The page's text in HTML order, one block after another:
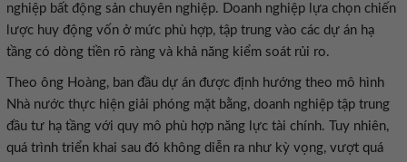
nghiệp bất động sản chuyên nghiệp. Doanh nghiệp lựa chọn chiến
lược huy động vốn ở mức phù hợp, tập trung vào các dự án hạ
tầng có dòng tiền rõ ràng và khả năng kiểm soát rủi ro.
Theo ông Hoàng, ban đầu dự án được định hướng theo mô hình
Nhà nước thực hiện giải phóng mặt bằng, doanh nghiệp tập trung
đầu tư hạ tầng với quy mô phù hợp năng lực tài chính. Tuy nhiên,
quá trình triển khai sau đó không diễn ra như kỳ vọng, vượt quá